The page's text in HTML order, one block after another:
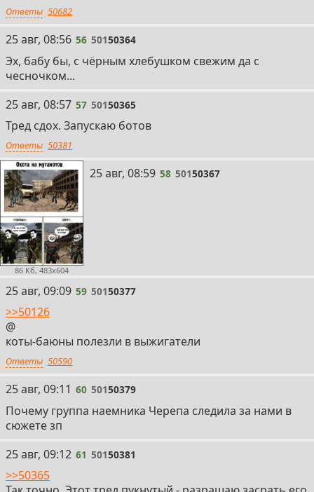
Ответы 50682
56
25 авг, 08:56 56 50150364
Эх, бабу бы, с чёрным хлебушком свежим да с
чесночком...
57
25 авг, 08:57 57 50150365
Тред сдох. Запускаю ботов
Ответы 50381
86 Кб, 483x604
58
25 авг, 08:59 58 50150367
59
25 авг, 09:09 59 50150377
>>50126
@
коты-баюны полезли в выжигатели
Ответы 50590
60
25 авг, 09:11 60 50150379
Почему группа наемника Черепа следила за нами в
сюжете зп
61
25 авг, 09:12 61 50150381
>>50365